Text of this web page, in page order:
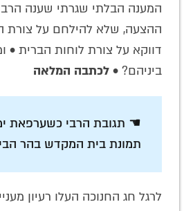
המענה הבלתי שגרתי שענה
ההצעה, שלא להילחם על צורת
דווקא על צורת לוחות הברית •
ביניהם? • לכתבה המלאה
☚ תגובת הרבי כשערפאת
תמונת בית המקדש בהר
לרגל חג החנוכה העלו רעיון